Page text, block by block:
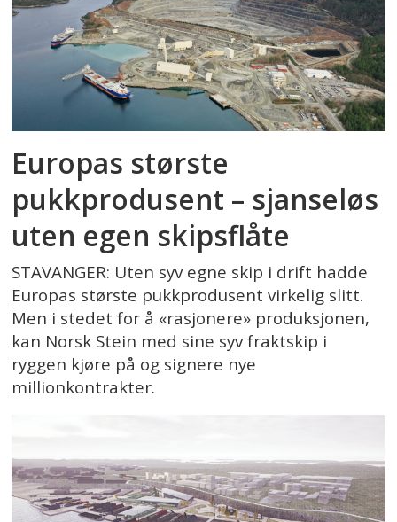
Europas største
pukkprodusent – sjanseløs
uten egen skipsflåte
STAVANGER: Uten syv egne skip i drift hadde
Europas største pukkprodusent virkelig slitt.
Men i stedet for å «rasjonere» produksjonen,
kan Norsk Stein med sine syv fraktskip i
ryggen kjøre på og signere nye
millionkontrakter.